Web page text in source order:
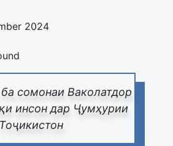
сомонаи Ваколатдор
инсон дар Ҷумҳурии
Тоҷикистон
2024